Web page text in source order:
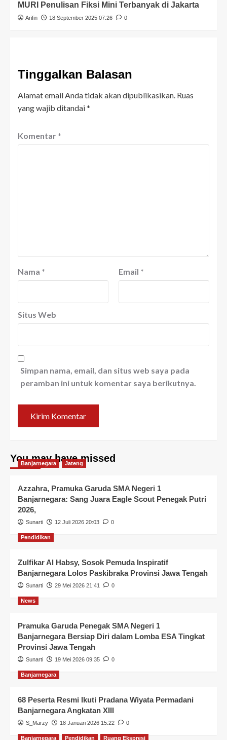
MURI Penulisan Fiksi Mini Terbanyak di Jakarta
Arifin 18 September 2025 07:26 0
Tinggalkan Balasan
Alamat email Anda tidak akan dipublikasikan. Ruas
yang wajib ditandai*
Komentar *
Nama * Email *
Situs Web
Simpan nama, email, dan situs web saya pada
peramban ini untuk komentar saya berikutnya.
You may have missed
Banjarnegara Jateng
Azzahra, Pramuka Garuda SMA Negeri 1
Banjarnegara: Sang Juara Eagle Scout Penegak Putri
2026,
Sunarti 12 Juli 2026 20:03 0
Pendidikan
Zulfikar Al Habsy, Sosok Pemuda Inspiratif
Banjarnegara Lolos Paskibraka Provinsi Jawa Tengah
Sunarti 29 Mei 2026 21:41 0
News
Pramuka Garuda Penegak SMA Negeri 1
Banjarnegara Bersiap Diri dalam Lomba ESA Tingkat
Provinsi Jawa Tengah
Sunarti 19 Mei 2026 09:35 0
Banjarnegara
68 Peserta Resmi Ikuti Pradana Wiyata Permadani
Banjarnegara Angkatan XIII
S_Marzy 18 Januari 2026 15:22 0
Banjarnegara Pendidikan Ruang Ekspresi